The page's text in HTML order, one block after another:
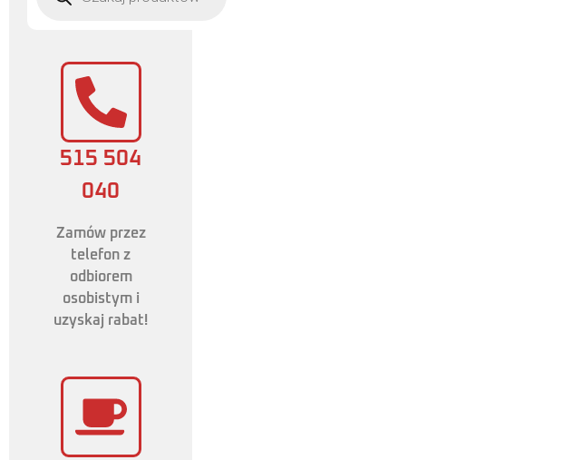
515 504
040
Zamów przez
telefon z
odbiorem
osobistym i
uzyskaj rabat!